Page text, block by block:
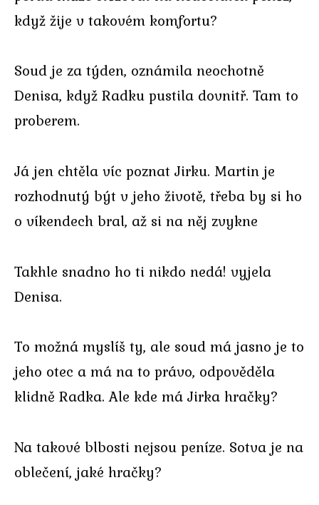
když žije v takovém komfortu?
Soud je za týden, oznámila neochotně
Denisa, když Radku pustila dovnitř. Tam to
proberem.
Já jen chtěla víc poznat Jirku. Martin je
rozhodnutý být v jeho životě, třeba by si ho
o víkendech bral, až si na něj zvykne
Takhle snadno ho ti nikdo nedá! vyjela
Denisa.
To možná myslíš ty, ale soud má jasno je to
jeho otec a má na to právo, odpověděla
klidně Radka. Ale kde má Jirka hračky?
Na takové blbosti nejsou peníze. Sotva je na
oblečení, jaké hračky?